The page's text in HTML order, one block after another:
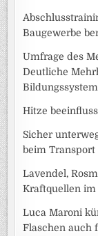
Baugewerbe
Umfrage des
Deutliche
Bildungssystem
Hitze
Sicher
beim Transport
Lavendel,
Kraftquellen
Luca Maroni
Flaschen auch